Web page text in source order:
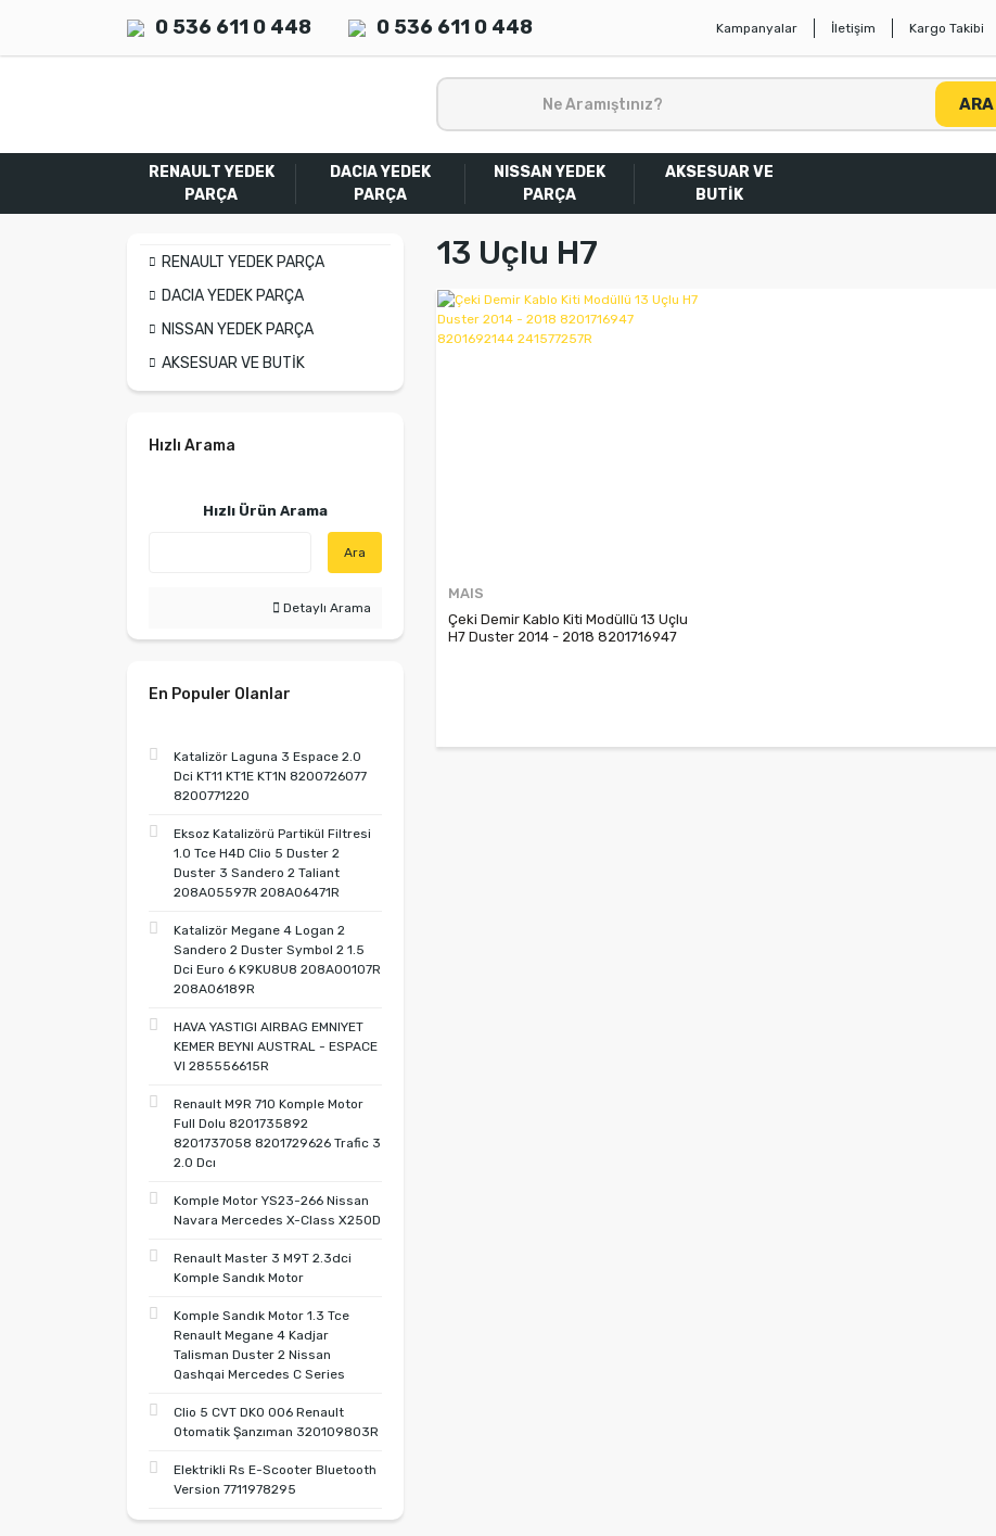
0 536 611 0 448 0 536 611 0 448 Kampanyalar İletişim Kargo Takibi
ARA
RENAULT YEDEK
PARÇA
DACIA YEDEK
PARÇA
NISSAN YEDEK
PARÇA
AKSESUAR VE
BUTİK
RENAULT YEDEK PARÇA
DACIA YEDEK PARÇA
NISSAN YEDEK PARÇA
AKSESUAR VE BUTİK
Hızlı Arama
Hızlı Ürün Arama
Ara
Detaylı Arama
En Populer Olanlar
Katalizör Laguna 3 Espace 2.0
Dci KT11 KT1E KT1N 8200726077
8200771220
Eksoz Katalizörü Partikül Filtresi
1.0 Tce H4D Clio 5 Duster 2
Duster 3 Sandero 2 Taliant
208A05597R 208A06471R
Katalizör Megane 4 Logan 2
Sandero 2 Duster Symbol 2 1.5
Dci Euro 6 K9KU8U8 208A00107R
208A06189R
HAVA YASTIGI AIRBAG EMNIYET
KEMER BEYNI AUSTRAL - ESPACE
VI 285556615R
Renault M9R 710 Komple Motor
Full Dolu 8201735892
8201737058 8201729626 Trafic 3
2.0 Dcı
Komple Motor YS23-266 Nissan
Navara Mercedes X-Class X250D
Renault Master 3 M9T 2.3dci
Komple Sandık Motor
Komple Sandık Motor 1.3 Tce
Renault Megane 4 Kadjar
Talisman Duster 2 Nissan
Qashqai Mercedes C Series
Clio 5 CVT DK0 006 Renault
Otomatik Şanzıman 320109803R
Elektrikli Rs E-Scooter Bluetooth
Version 7711978295
13 Uçlu H7
MAIS
Çeki Demir Kablo Kiti Modüllü 13 Uçlu
H7 Duster 2014 - 2018 8201716947